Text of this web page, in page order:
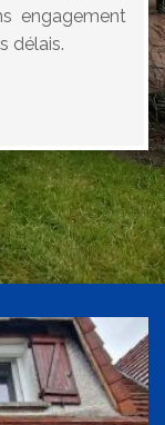
engagement
délais.